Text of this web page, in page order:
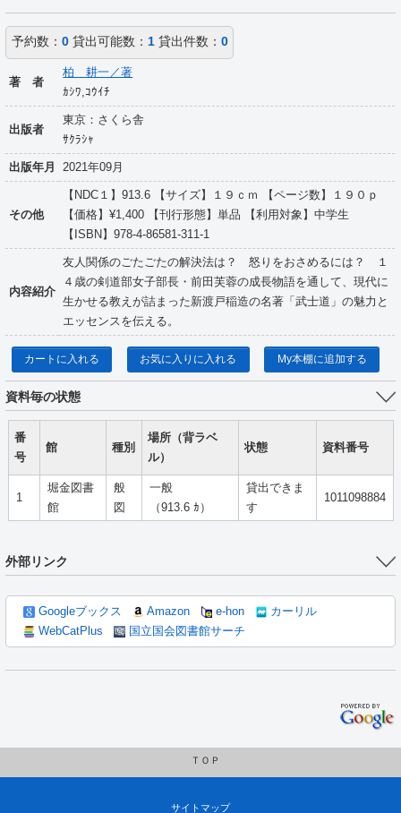
予約数： 0貸出可能数： 1貸出件数： 0
著 者
柏 耕一／著
ｶｼﾜ,ｺｳｲﾁ
出版者
東京：さくら舎
ｻｸﾗｼｬ
出版年月 2021年09月
その他
【NDC１】913.6 【サイズ】１９ｃｍ 【ページ数】１９０ｐ
【価格】¥1,400 【刊行形態】単品 【利用対象】中学生
【ISBN】978-4-86581-311-1
内容紹介
友人関係のごたごたの解決法は？ 怒りをおさめるには？ １
４歳の剣道部女子部長・前田芙蓉の成長物語を通して、現代に
生かせる教えが詰まった新渡戸稲造の名著「武士道」の魅力と
エッセンスを伝える。
カートに入れる お気に入りに入れる My本棚に追加する
資料毎の状態
番
号
館 種別
場所（背ラベ
ル）
状態 資料番号
1
堀金図書
館
般
図
一般
（913.6 ｶ）
貸出できま
す
1011098884
外部リンク
Googleブックス Amazon e-hon
カーリル
WebCatPlus
国立国会図書館サーチ
ＴＯＰ
サイトマップ